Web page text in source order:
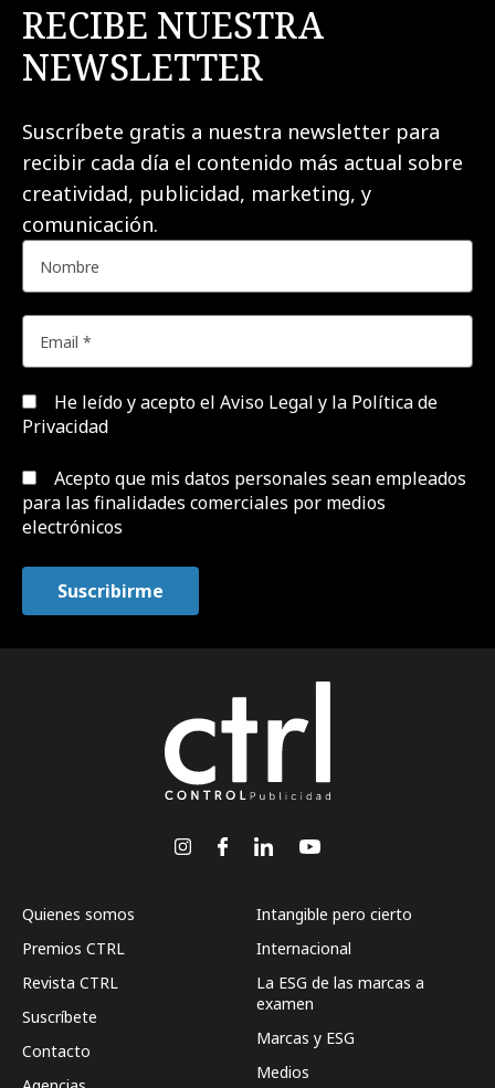
RECIBE NUESTRA
NEWSLETTER
Suscríbete gratis a nuestra newsletter para
recibir cada día el contenido más actual sobre
creatividad, publicidad, marketing, y
comunicación.
He leído y acepto el Aviso Legal y la Política de
Privacidad
Acepto que mis datos personales sean empleados
para las finalidades comerciales por medios
electrónicos
Quienes somos
Premios CTRL
Revista CTRL
Suscríbete
Contacto
Intangible pero cierto
Internacional
La ESG de las marcas a
examen
Marcas y ESG
Medios